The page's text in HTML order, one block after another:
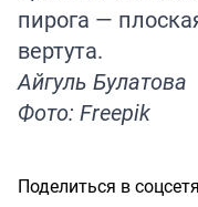
пирога —
вертута.
Айгуль Булатова
Фото: Freepik
Поделиться в